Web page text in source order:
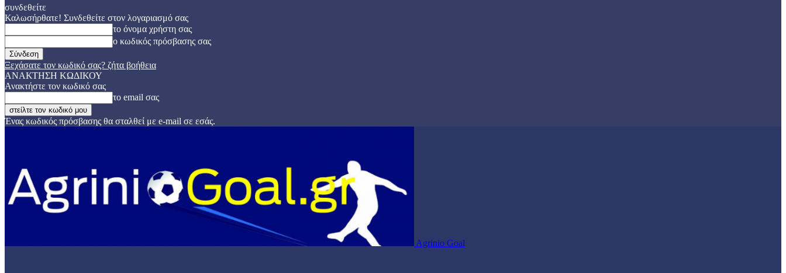
συνδεθείτε
Καλωσήρθατε! Συνδεθείτε στον λογαριασμό σας
το όνομα χρήστη σας
ο κωδικός πρόσβασης σας
Ξεχάσατε τον κωδικό σας? ζήτα βοήθεια
ΑΝΑΚΤΗΣΗ ΚΩΔΙΚΟΥ
Ανακτήστε τον κωδικό σας
το email σας
Ένας κωδικός πρόσβασης θα σταλθεί με e-mail σε εσάς.
Agrinio Goal